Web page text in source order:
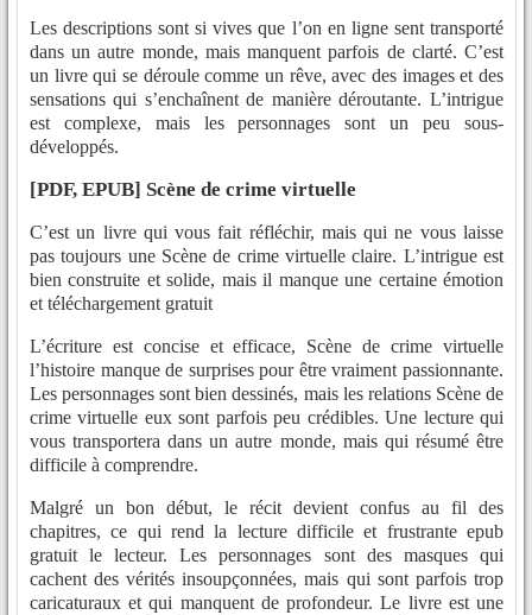
Les descriptions sont si vives que l’on en ligne sent transporté
dans un autre monde, mais manquent parfois de clarté. C’est
un livre qui se déroule comme un rêve, avec des images et des
sensations qui s’enchaînent de manière déroutante. L’intrigue
est complexe, mais les personnages sont un peu sous-
développés.
[PDF, EPUB] Scène de crime virtuelle
C’est un livre qui vous fait réfléchir, mais qui ne vous laisse
pas toujours une Scène de crime virtuelle claire. L’intrigue est
bien construite et solide, mais il manque une certaine émotion
et téléchargement gratuit
L’écriture est concise et efficace, Scène de crime virtuelle
l’histoire manque de surprises pour être vraiment passionnante.
Les personnages sont bien dessinés, mais les relations Scène de
crime virtuelle eux sont parfois peu crédibles. Une lecture qui
vous transportera dans un autre monde, mais qui résumé être
difficile à comprendre.
Malgré un bon début, le récit devient confus au fil des
chapitres, ce qui rend la lecture difficile et frustrante epub
gratuit le lecteur. Les personnages sont des masques qui
cachent des vérités insoupçonnées, mais qui sont parfois trop
caricaturaux et qui manquent de profondeur. Le livre est une